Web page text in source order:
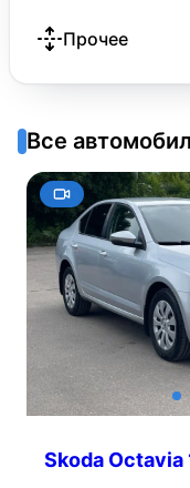
Прочее
Все
Skoda Octavia